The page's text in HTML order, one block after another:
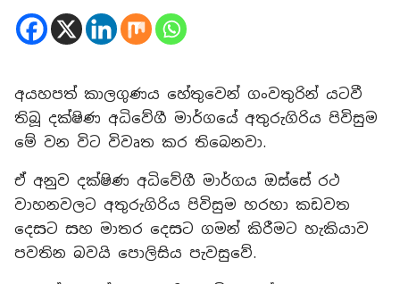
අයහපත් කාලගුණය හේතුවෙන් ගංවතුරින් යටවී
තිබූ දක්ෂිණ අධිවේගී මාර්ගයේ අතුරුගිරිය පිවිසුම
මේ වන විට විවෘත කර තිබෙනවා.
ඒ අනුව දක්ෂිණ අධිවේගී මාර්ගය ඔස්සේ රථ
වාහනවලට අතුරුගිරිය පිවිසුම හරහා කඩවත
දෙසට සහ මාතර දෙසට ගමන් කිරීමට හැකියාව
පවතින බවයි පොලිසිය පැවසුවේ.